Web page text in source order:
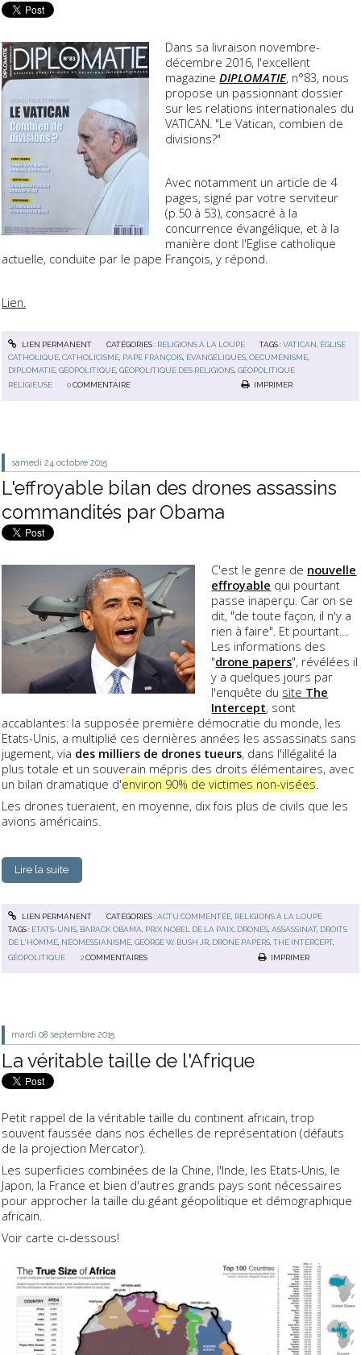
Dans sa livraison novembre-
décembre 2016, l'excellent
magazineDIPLOMATIE, n°83, nous
propose un passionnant dossier
sur les relations internationales du
VATICAN. "Le Vatican, combien de
divisions?"
Avec notamment un article de 4
pages, signé par votre serviteur
(p.50 à 53), consacré à la
concurrence évangélique, et à la
manière dont l'Eglise catholique
actuelle, conduite par le pape François, y répond.
Lien.
LIEN PERMANENT CATÉGORIES : RELIGIONS À LA LOUPE TAGS :VATICAN ÉGLISE
CATHOLIQUE ,CATHOLICISME PAPE FRANÇOIS ÉVANGÉLIQUES ,OECUMÉNISME
DIPLOMATIE ,GÉOPOLITIQUE ,GÉOPOLITIQUE DES RELIGIONS ,GÉOPOLITIQUE
RELIGIEUSE
0 COMMENTAIRE IMPRIMER
samedi 24 octobre 2015
L'effroyable bilan des drones assassins
commandités par Obama
C'est le genre de nouvelle
effroyable qui pourtant
passe inaperçu. Car on se
dit, "de toute façon, il n'y a
rien à faire". Et pourtant....
Les informations des
"drone papers", révélées il
y a quelques jours par
l'enquête du site The
Intercept, sont
accablantes: la supposée première démocratie du monde, les
Etats-Unis, a multiplié ces dernières années les assassinats sans
jugement, via des milliers de drones tueurs, dans l'illégalité la
plus totale et un souverain mépris des droits élémentaires, avec
un bilan dramatique d'environ 90% de victimes non-visées
Les drones tueraient, en moyenne, dix fois plus de civils que les
avions américains.
Lire la suite
LIEN PERMANENT CATÉGORIES :ACTU COMMENTÉE, RELIGIONS À LA LOUPE
TAGS : ETATS-UNIS BARACK OBAMA PRIX NOBEL DE LA PAIX DRONES ,ASSASSINAT, DROITS
DE L'HOMME NÉOMESSIANISME ,GEORGE W. BUSH JR DRONE PAPERS ,THE INTERCEPT,
GÉOPOLITIQUE
2 COMMENTAIRES IMPRIMER
mardi 08 septembre 2015
La véritable taille de l'Afrique
Petit rappel de la véritable taille du continent africain, trop
souvent faussée dans nos échelles de représentation (défauts
de la projection Mercator).
Les superficies combinées de la Chine, l'Inde, les Etats-Unis, le
Japon, la France et bien d'autres grands pays sont nécessaires
pour approcher la taille du géant géopolitique et démographique
africain.
Voir carte ci-dessous!